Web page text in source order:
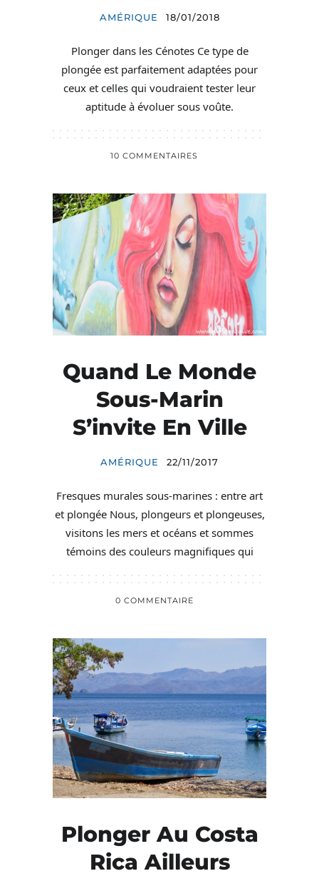
AMÉRIQUE 18/01/2018
Plonger dans les Cénotes Ce type de
plongée est parfaitement adaptées pour
ceux et celles qui voudraient tester leur
aptitude à évoluer sous voûte.
10 COMMENTAIRES
Quand Le Monde
Sous-Marin
S’invite En Ville
AMÉRIQUE 22/11/2017
Fresques murales sous-marines : entre art
et plongée Nous, plongeurs et plongeuses,
visitons les mers et océans et sommes
témoins des couleurs magnifiques qui
0 COMMENTAIRE
Plonger Au Costa
Rica Ailleurs